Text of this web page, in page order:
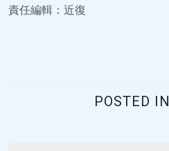
責任編輯：近復
POSTED IN